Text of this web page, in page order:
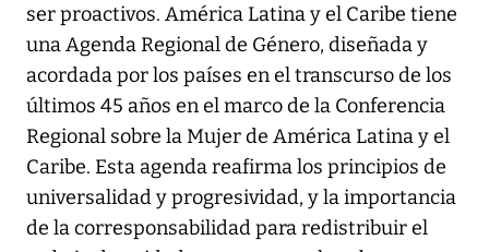
ser proactivos. América Latina y el Caribe tiene
una Agenda Regional de Género, diseñada y
acordada por los países en el transcurso de los
últimos 45 años en el marco de la Conferencia
Regional sobre la Mujer de América Latina y el
Caribe. Esta agenda reafirma los principios de
universalidad y progresividad, y la importancia
de la corresponsabilidad para redistribuir el